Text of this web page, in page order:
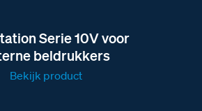
Serie 10V voor
beldrukkers
Bekijk product